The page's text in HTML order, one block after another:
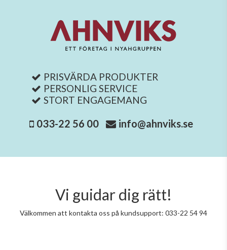
PRISVÄRDA PRODUKTER
PERSONLIG SERVICE
STORT ENGAGEMANG
033-22 56 00 info@ahnviks.se
Vi guidar dig rätt!
Välkommen att kontakta oss på kundsupport: 033-22 54 94